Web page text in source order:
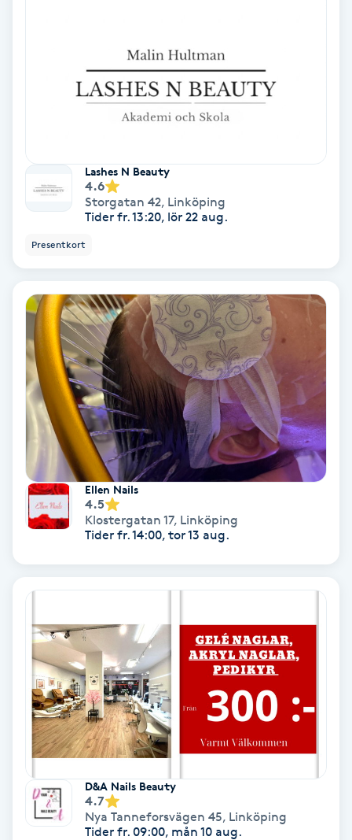
Melasma
Microshading
Mixfransar
Nagelförlängning
Nagelförlängning akryl
Nagelförlängning gelé
Nagelförlängning glasfiber
Nagelförstärkning
Nagelklippning
Nagelsvamp
Nageltrång
Nagelvård
Lashes N Beauty
4.6
Storgatan 42, Linköping
Tider fr. 13:20, lör 22 aug.
Presentkort
Ellen Nails
4.5
Klostergatan 17, Linköping
Tider fr. 14:00, tor 13 aug.
D&A Nails Beauty
4.7
Nya Tanneforsvägen 45, Linköping
Tider fr. 09:00, mån 10 aug.